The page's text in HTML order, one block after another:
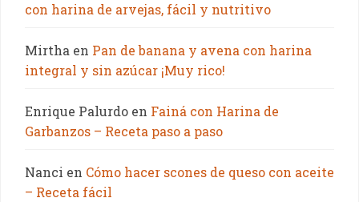
con harina de arvejas, fácil y nutritivo
Mirtha en Pan de banana y avena con harina
integral y sin azúcar ¡Muy rico!
Enrique Palurdo en Fainá con Harina de
Garbanzos – Receta paso a paso
Nanci en Cómo hacer scones de queso con aceite
– Receta fácil